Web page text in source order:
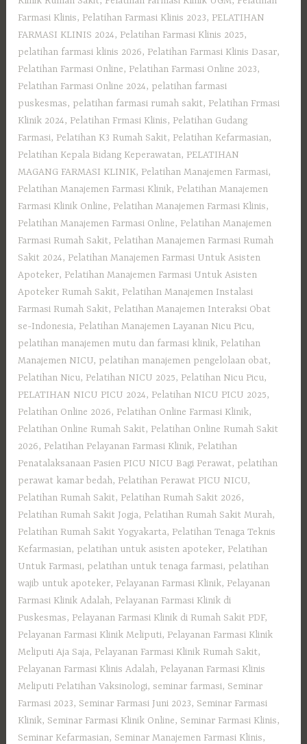
Farmasi Klinis, Pelatihan Farmasi Klinis 2023, PELATIHAN
FARMASI KLINIS 2024, Pelatihan Farmasi Klinis 2025,
pelatihan farmasi klinis 2026, Pelatihan Farmasi Klinis Dasar,
Pelatihan Farmasi Online, Pelatihan Farmasi Online 2023,
Pelatihan Farmasi Online 2024, pelatihan farmasi
puskesmas, pelatihan farmasi rumah sakit, Pelatihan Frmasi
Klinik 2024, Pelatihan Frmasi Klinis, Pelatihan Gudang
Farmasi, Pelatihan K3 Rumah Sakit, Pelatihan Kefarmasian,
Pelatihan Kepala Bidang Keperawatan, PELATIHAN
MAGANG FARMASI KLINIK, Pelatihan Manajemen Farmasi,
Pelatihan Manajemen Farmasi Klinik, Pelatihan Manajemen
Farmasi Klinik Online, Pelatihan Manajemen Farmasi Klinis,
Pelatihan Manajemen Farmasi Online, Pelatihan Manajemen
Farmasi Rumah Sakit, Pelatihan Manajemen Farmasi Rumah
Sakit 2024, Pelatihan Manajemen Farmasi Untuk Asisten
Apoteker, Pelatihan Manajemen Farmasi Untuk Asisten
Apoteker Rumah Sakit, Pelatihan Manajemen Instalasi
Farmasi Rumah Sakit, Pelatihan Manajemen Interaksi Obat
se-Indonesia, Pelatihan Manajemen Layanan Nicu Picu,
pelatihan manajemen mutu dan farmasi klinik, Pelatihan
Manajemen NICU, pelatihan manajemen pengelolaan obat,
Pelatihan Nicu, Pelatihan NICU 2025, Pelatihan Nicu Picu,
PELATIHAN NICU PICU 2024, Pelatihan NICU PICU 2025,
Pelatihan Online 2026, Pelatihan Online Farmasi Klinik,
Pelatihan Online Rumah Sakit, Pelatihan Online Rumah Sakit
2026, Pelatihan Pelayanan Farmasi Klinik, Pelatihan
Penatalaksanaan Pasien PICU NICU Bagi Perawat, pelatihan
perawat kamar bedah, Pelatihan Perawat PICU NICU,
Pelatihan Rumah Sakit‎, Pelatihan Rumah Sakit 2026,
Pelatihan Rumah Sakit Jogja, Pelatihan Rumah Sakit Murah,
Pelatihan Rumah Sakit Yogyakarta, Pelatihan Tenaga Teknis
Kefarmasian, pelatihan untuk asisten apoteker, Pelatihan
Untuk Farmasi, pelatihan untuk tenaga farmasi, pelatihan
wajib untuk apoteker, Pelayanan Farmasi Klinik, Pelayanan
Farmasi Klinik Adalah, Pelayanan Farmasi Klinik di
Puskesmas, Pelayanan Farmasi Klinik di Rumah Sakit PDF,
Pelayanan Farmasi Klinik Meliputi, Pelayanan Farmasi Klinik
Meliputi Aja Saja, Pelayanan Farmasi Klinik Rumah Sakit,
Pelayanan Farmasi Klinis Adalah, Pelayanan Farmasi Klinis
Meliputi Pelatihan Vaksinologi,seminar farmasi, Seminar
Farmasi 2023, Seminar Farmasi Juni 2023, Seminar Farmasi
Klinik, Seminar Farmasi Klinik Online, Seminar Farmasi Klinis,
Seminar Kefarmasian, Seminar Manajemen Farmasi Klinis,